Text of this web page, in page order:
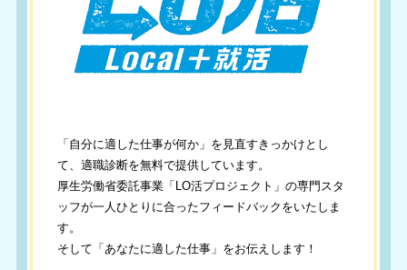
「自分に適した仕事が何か」を見直すきっかけとし
て、適職診断を無料で提供しています。
厚生労働省委託事業「LO活プロジェクト」の専門スタ
ッフが一人ひとりに合ったフィードバックをいたしま
す。
そして「あなたに適した仕事」をお伝えします！